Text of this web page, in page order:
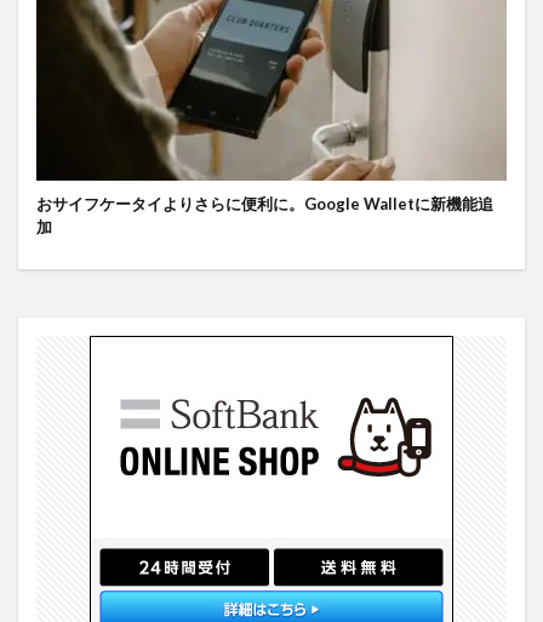
おサイフケータイよりさらに便利に。Google Walletに新機能追
加